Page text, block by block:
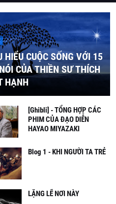
HIỂU CUỘC SỐNG VỚI 15
CỦA THIỀN SƯ THÍCH
HẠNH
[Ghibli] - TỔNG HỢP CÁC
PHIM CỦA ĐẠO DIỄN
HAYAO MIYAZAKI
Blog 1 - KHI NGƯỜI TA TRẺ
LẶNG LẼ NƠI NÀY